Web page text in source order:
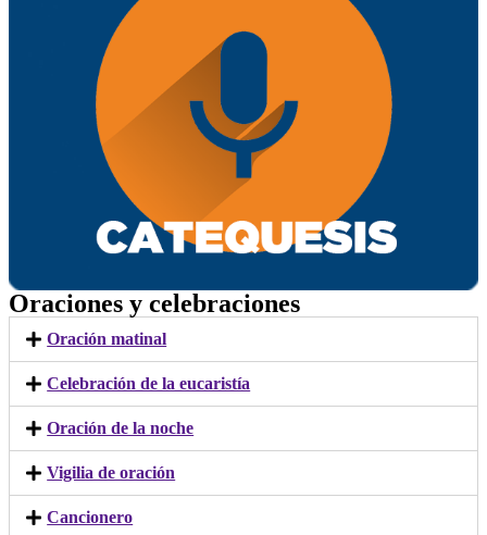
Oraciones y celebraciones
Oración matinal
Celebración de la eucaristía
Oración de la noche
Vigilia de oración
Cancionero